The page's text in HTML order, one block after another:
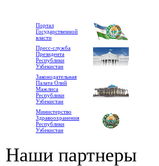
Портал
Государственной
власти
Пресс-служба
Президента
Республики
Узбекистан
Законодательная
Палата Олий
Мажлиса
Республики
Узбекистан
Министерство
Здравоохранения
Республики
Узбекистан
Наши партнеры